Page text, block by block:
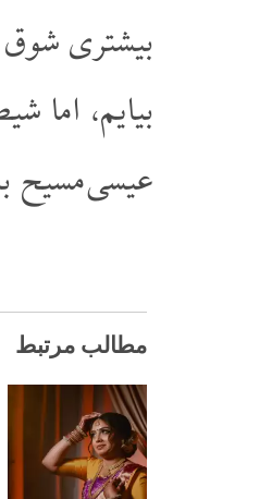
بیشتری
بیایم، اما
عیسی مسیح
مطالب مرتبط